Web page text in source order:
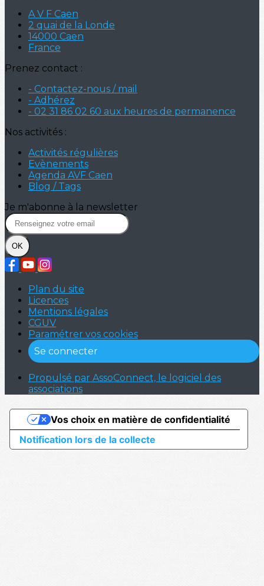
A V F Caen
2 quai de la Londe
14000 Caen
France
Prenez contact :
- Contactez-nous / mail
- Adhérez
- 02 31 86 02 60 aux heures de permanence
Nos activités :
Activités régulières
Evènements
Agenda AVF Caen
Blog / Tags
Je m'abonne à la newsletter
OK
Plan du site
Licences
Mentions légales
CGUV
Paramétrer vos cookies
Se connecter
Propulsé par AssoConnect, le logiciel des
associations
Notification lors de la collecte
Vos choix en matière de confidentialité